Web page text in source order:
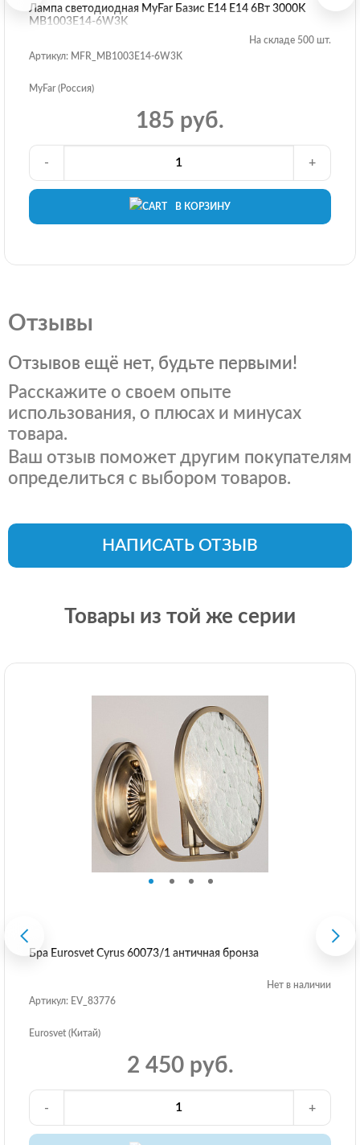
Лампа светодиодная MyFar Базис E14 E14 6Вт 3000K
MB1003E14-6W3K
На складе 500 шт.
Артикул: MFR_MB1003E14-6W3K
MyFar (Россия)
185 руб.
В КОРЗИНУ
- +
Отзывы
Отзывов ещё нет, будьте первыми!
Расскажите о своем опыте
использования, о плюсах и минусах
товара.
Ваш отзыв поможет другим покупателям
определиться с выбором товаров.
НАПИСАТЬ ОТЗЫВ
Товары из той же серии
Бра Eurosvet Cyrus 60073/1 античная бронза
Нет в наличии
Артикул: EV_83776
Eurosvet (Китай)
2 450 руб.
- +